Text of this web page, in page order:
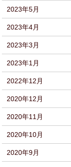
2023年5月
2023年4月
2023年3月
2023年1月
2022年12月
2020年12月
2020年11月
2020年10月
2020年9月